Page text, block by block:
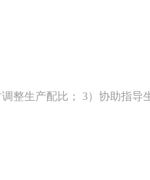
整生产配比； 3）协助指